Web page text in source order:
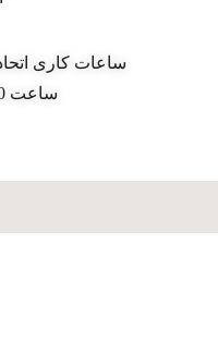
ساعات کاری
ساعت 07:30 الی 13:30